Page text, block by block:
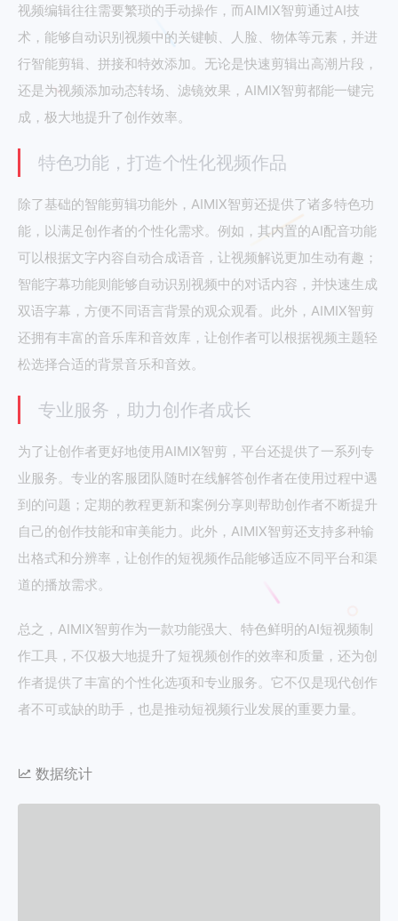
视频编辑往往需要繁琐的手动操作，而AIMIX智剪通过AI技
术，能够自动识别视频中的关键帧、人脸、物体等元素，并进
行智能剪辑、拼接和特效添加。无论是快速剪辑出高潮片段，
还是为视频添加动态转场、滤镜效果，AIMIX智剪都能一键完
成，极大地提升了创作效率。
特色功能，打造个性化视频作品
除了基础的智能剪辑功能外，AIMIX智剪还提供了诸多特色功
能，以满足创作者的个性化需求。例如，其内置的AI配音功能
可以根据文字内容自动合成语音，让视频解说更加生动有趣；
智能字幕功能则能够自动识别视频中的对话内容，并快速生成
双语字幕，方便不同语言背景的观众观看。此外，AIMIX智剪
还拥有丰富的音乐库和音效库，让创作者可以根据视频主题轻
松选择合适的背景音乐和音效。
专业服务，助力创作者成长
为了让创作者更好地使用AIMIX智剪，平台还提供了一系列专
业服务。专业的客服团队随时在线解答创作者在使用过程中遇
到的问题；定期的教程更新和案例分享则帮助创作者不断提升
自己的创作技能和审美能力。此外，AIMIX智剪还支持多种输
出格式和分辨率，让创作的短视频作品能够适应不同平台和渠
道的播放需求。
总之，AIMIX智剪作为一款功能强大、特色鲜明的AI短视频制
作工具，不仅极大地提升了短视频创作的效率和质量，还为创
作者提供了丰富的个性化选项和专业服务。它不仅是现代创作
者不可或缺的助手，也是推动短视频行业发展的重要力量。
数据统计